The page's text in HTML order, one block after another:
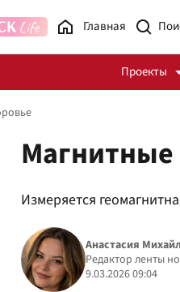
Главная
Проекты
Магнитные
Измеряется
Анастасия
Редактор ленты
9.03.2026 09:04